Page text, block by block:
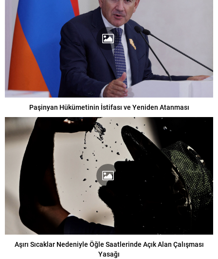
Paşinyan Hükümetinin İstifası ve Yeniden Atanması
Aşırı Sıcaklar Nedeniyle Öğle Saatlerinde Açık Alan Çalışması
Yasağı